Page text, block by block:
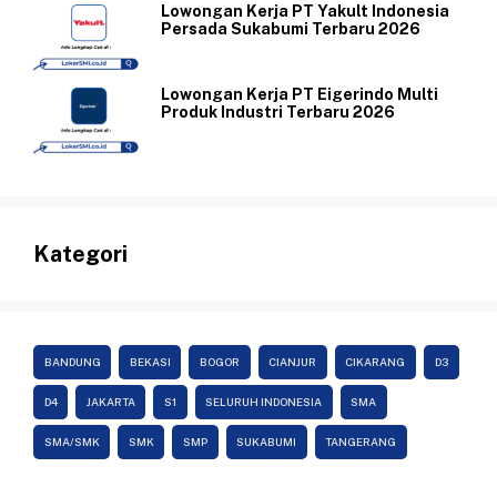
Lowongan Kerja PT Yakult Indonesia
Persada Sukabumi Terbaru 2026
Lowongan Kerja PT Eigerindo Multi
Produk Industri Terbaru 2026
Kategori
BANDUNG BEKASI BOGOR CIANJUR CIKARANG D3
D4 JAKARTA S1 SELURUH INDONESIA SMA
SMA/SMK SMK SMP SUKABUMI TANGERANG